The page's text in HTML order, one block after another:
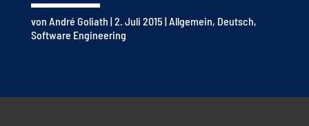
von André Goliath |2. Juli 2015 |Allgemein, Deutsch,
Software Engineering